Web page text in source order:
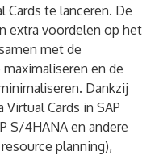
Cards te lanceren. De
extra voordelen op het
met de
en de
Dankzij
Cards in SAP
S/4HANA en andere
planning),